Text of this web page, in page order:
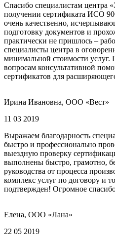
Спасибо специалистам центра
получении сертификата ИСО
очень качественно,
подготовку документов и
практически не пришлось –
специалисты центра в
минимальной стоимости услуг.
вопросам консультативной
сертификатов для
Ирина Ивановна, ООО «Вест»
11 03 2019
Выражаем благодарность
быстро и профессионально
выездную проверку
выполнены быстро, грамотно,
руководства от процесса
комплекс услуг по договору и
подтвержден! Огромное
Елена, ООО «Лана»
22 05 2019